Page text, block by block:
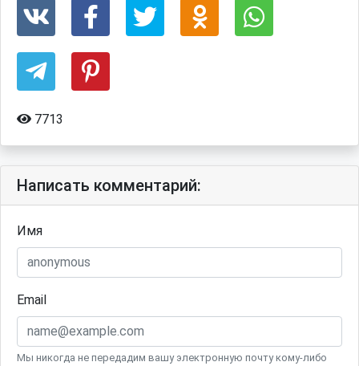
7713
Написать комментарий:
Имя
Email
Мы никогда не передадим вашу электронную почту кому-либо